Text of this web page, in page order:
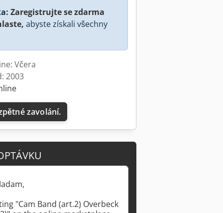
Požádat o více obrázků
Zaregistrujte se zdarma
abyste získali všechny
Včera
2003
zavolání.